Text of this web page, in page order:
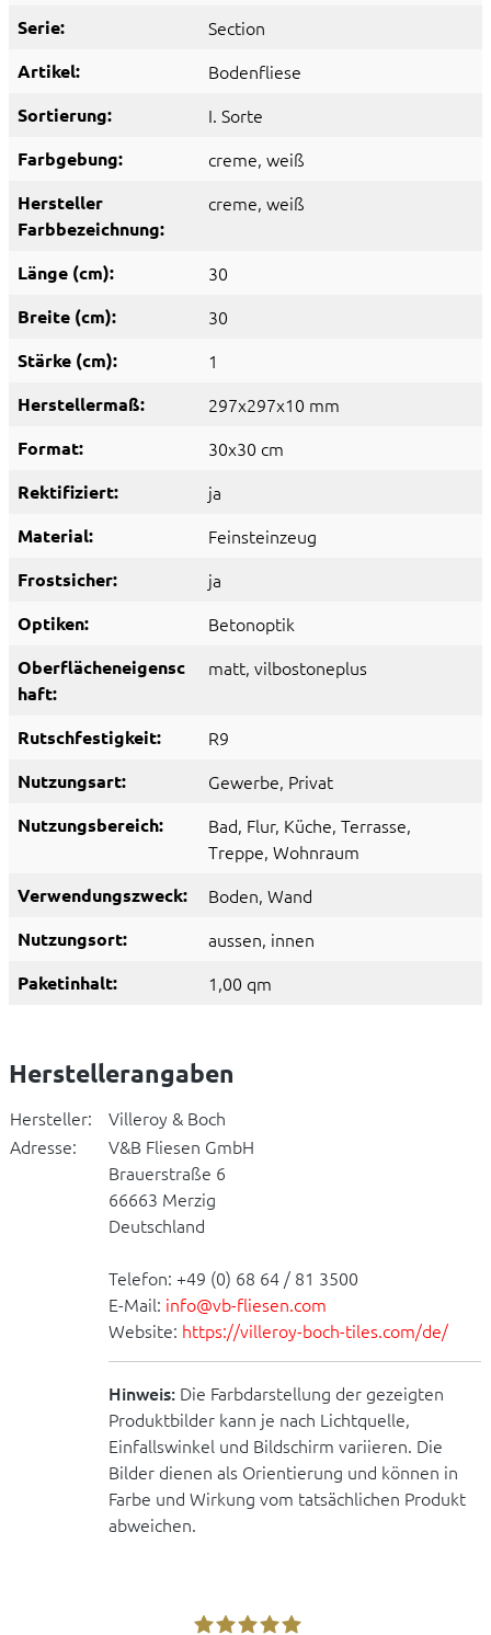
Serie: Section
Artikel: Bodenfliese
Sortierung: I. Sorte
Farbgebung: creme, weiß
Hersteller
Farbbezeichnung:
creme, weiß
Länge (cm): 30
Breite (cm): 30
Stärke (cm): 1
Herstellermaß: 297x297x10 mm
Format: 30x30 cm
Rektifiziert: ja
Material: Feinsteinzeug
Frostsicher: ja
Optiken: Betonoptik
Oberflächeneigensc
haft:
matt, vilbostoneplus
Rutschfestigkeit: R9
Nutzungsart: Gewerbe, Privat
Nutzungsbereich: Bad, Flur, Küche, Terrasse,
Treppe, Wohnraum
Verwendungszweck: Boden, Wand
Nutzungsort: aussen, innen
Paketinhalt: 1,00 qm
Herstellerangaben
Hersteller:
Villeroy & Boch
Adresse:
V&B Fliesen GmbH
Brauerstraße 6
66663 Merzig
Deutschland
Telefon: +49 (0) 68 64 / 81 3500
E-Mail: info@vb-fliesen.com
Website: https://villeroy-boch-tiles.com/de/
Hinweis: Die Farbdarstellung der gezeigten
Produktbilder kann je nach Lichtquelle,
Einfallswinkel und Bildschirm variieren. Die
Bilder dienen als Orientierung und können in
Farbe und Wirkung vom tatsächlichen Produkt
abweichen.